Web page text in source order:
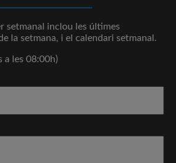
setmanal inclou les últimes
la setmana, i el calendari setmanal.
a les 08:00h)